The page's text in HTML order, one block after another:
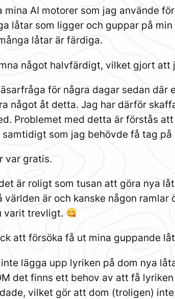
mina AI motorer som jag använde
låtar som ligger och guppar på
låtar är färdiga.
något halvfärdigt, vilket gjort att
för några dagar sedan
något åt detta. Jag har därför
Problemet med detta är förstås
samtidigt som jag behövde få tag
var gratis.
är roligt som tusan att göra nya
världen är och kanske någon
varit trevligt.
att försöka få ut mina guppande
lägga upp lyriken på dom nya
det finns ett behov av att få
vilket gör att dom (troligen)